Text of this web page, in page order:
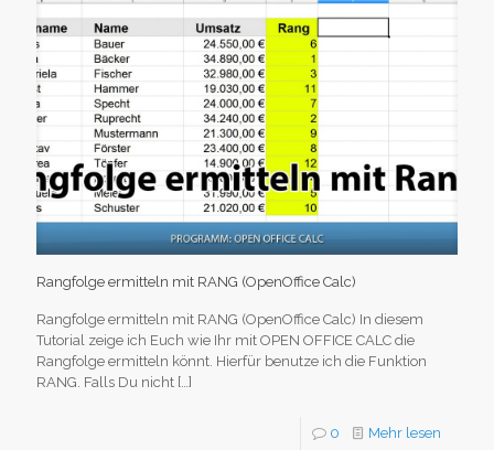
Rangfolge ermitteln mit RANG (OpenOffice Calc)
Rangfolge ermitteln mit RANG (OpenOffice Calc) In diesem
Tutorial zeige ich Euch wie Ihr mit OPEN OFFICE CALC die
Rangfolge ermitteln könnt. Hierfür benutze ich die Funktion
RANG. Falls Du nicht […]
0 Mehr lesen